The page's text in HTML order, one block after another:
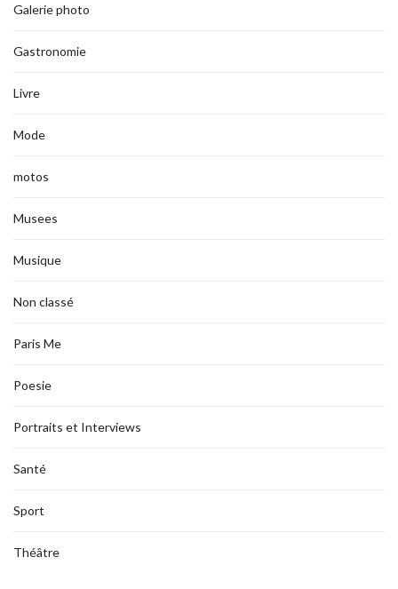
Galerie photo
Gastronomie
Livre
Mode
motos
Musees
Musique
Non classé
Paris Me
Poesie
Portraits et Interviews
Santé
Sport
Théâtre